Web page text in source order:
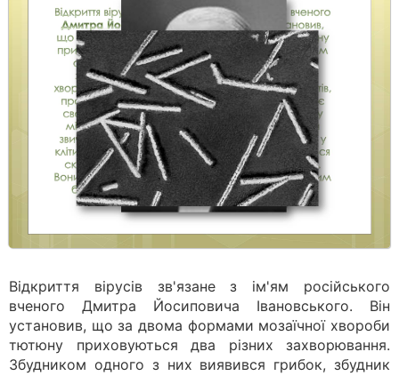
Відкриття вірусів зв'язане з ім'ям російського
вченого Дмитра Йосиповича Івановського. Він
установив, що за двома формами мозаїчної хвороби
тютюну приховуються два різних захворювання.
Збудником одного з них виявився грибок, збудник